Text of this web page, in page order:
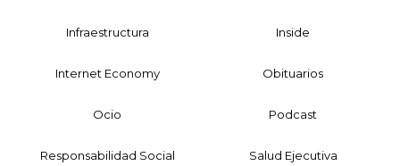
Infraestructura Inside
Internet Economy Obituarios
Ocio Podcast
Responsabilidad Social Salud Ejecutiva